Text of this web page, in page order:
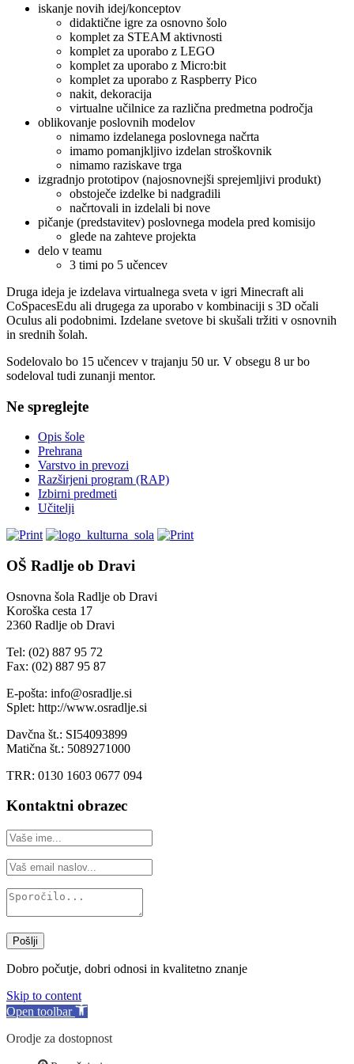
iskanje novih idej/konceptov
didaktične igre za osnovno šolo
komplet za STEAM aktivnosti
komplet za uporabo z LEGO
komplet za uporabo z Micro:bit
komplet za uporabo z Raspberry Pico
nakit, dekoracija
virtualne učilnice za različna predmetna področja
oblikovanje poslovnih modelov
nimamo izdelanega poslovnega načrta
imamo pomanjkljivo izdelan stroškovnik
nimamo raziskave trga
izgradnjo prototipov (najosnovnejši sprejemljivi produkt)
obstoječe izdelke bi nadgradili
načrtovali in izdelali bi nove
pičanje (predstavitev) poslovnega modela pred komisijo
glede na zahteve projekta
delo v teamu
3 timi po 5 učencev
Druga ideja je izdelava virtualnega sveta v igri Minecraft ali
CoSpacesEdu ali drugega za uporabo v kombinaciji s 3D očali
Oculus ali podobnimi. Izdelane svetove bi skušali tržiti v osnovnih
in srednih šolah.
Sodelovalo bo 15 učencev v trajanju 50 ur. V obsegu 8 ur bo
sodeloval tudi zunanji mentor.
Ne spreglejte
Opis šole
Prehrana
Varstvo in prevozi
Razširjeni program (RAP)
Izbirni predmeti
Učitelji
OŠ Radlje ob Dravi
Osnovna šola Radlje ob Dravi
Koroška cesta 17
2360 Radlje ob Dravi
Tel: (02) 887 95 72
Fax: (02) 887 95 87
E-pošta: info@osradlje.si
Splet: http://www.osradlje.si
Davčna št.: SI54093899
Matična št.: 5089271000
TRR: 0130 1603 0677 094
Kontaktni obrazec
Pošlji
Dobro počutje, dobri odnosi in kvalitetno znanje
Skip to content
Open toolbar
Orodje za dostopnost